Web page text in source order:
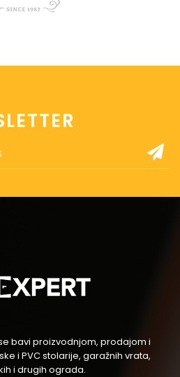
bavi proizvodnjom, prodajom i
i PVC stolarije, garažnih vrata,
i drugih ograda.